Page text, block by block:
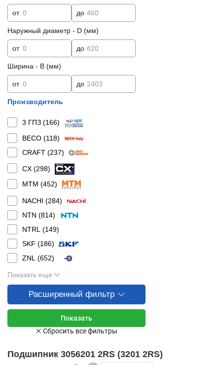
от до
Наружный диаметр - D (мм)
от до
Ширина - B (мм)
от до
Производитель
3 ГПЗ (166)
BECO (118)
CRAFT (237)
CX (298)
MTM (452)
NACHI (284)
NTN (814)
NTRL (149)
SKF (186)
ZNL (652)
Показать еще
Расширенный фильтр
Подшипник 3056201 2RS (3201 2RS)